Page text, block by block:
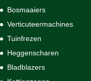
Bosmaaiers
Verticuteermachines
Tuinfrezen
Heggenscharen
Bladblazers